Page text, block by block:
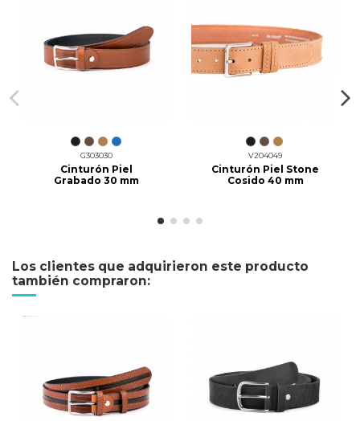
G303030
Cinturón Piel
Grabado 30 mm
V204049
Cinturón Piel Stone
Cosido 40 mm
Los clientes que adquirieron este producto
también compraron: